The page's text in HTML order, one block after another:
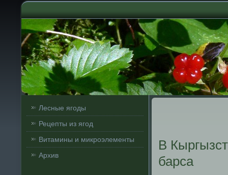
Лесные ягоды
Рецепты из ягод
Витамины и микроэлементы
Архив
В
барса